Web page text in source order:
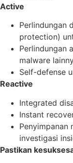
Active
Perlindungan
protection)
Perlindungan
malware
Self-defense
Reactive
Integrated
Instant
Penyimpanan
investigasi
Pastikan